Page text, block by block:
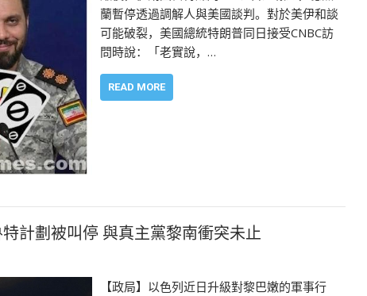
蘭暫停透過調解人與美國談判。對於美伊和談
可能破裂，美國總統特朗普同日接受CNBC訪
問時說：「老實說，…
READ MORE
計劃被叫停 與真主黨黎南衝突未止
【政局】以色列近日升級對黎巴嫩的軍事行